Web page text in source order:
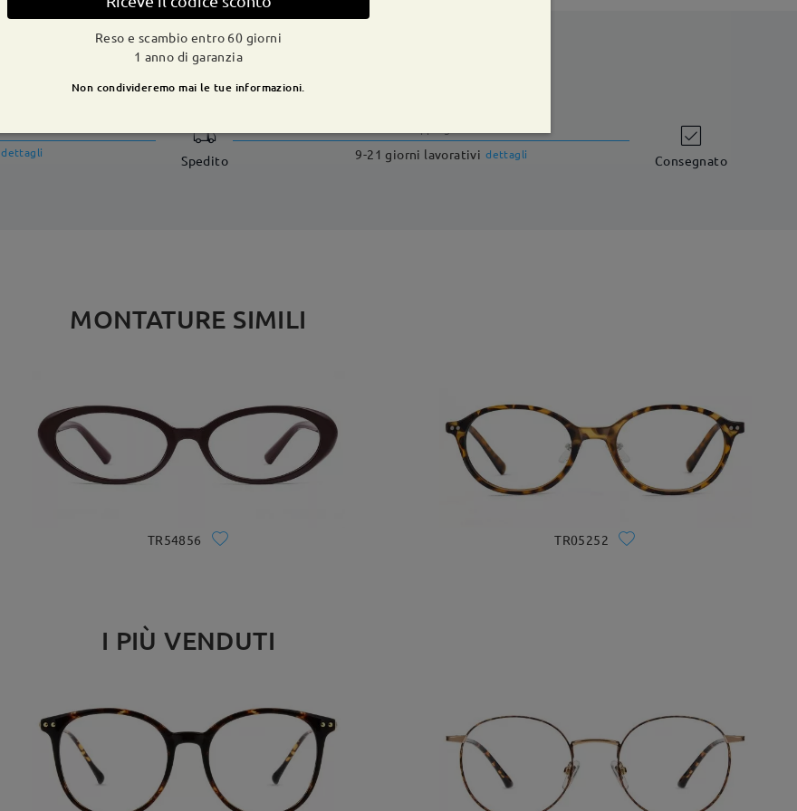
CONSEGNA
dettagli Spedito 9-21 giorni lavorativi dettagli Consegnato
MONTATURE SIMILI
TR54856 TR05252
I PIÙ VENDUTI
Reso e scambio entro 60 giorni
1 anno di garanzia
Non condivideremo mai le tue informazioni.